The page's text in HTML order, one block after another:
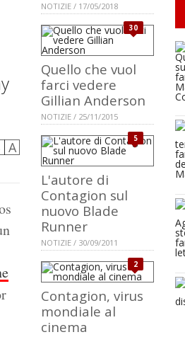
A
NOTIZIE / 17/05/2018
30
Quello che vuol
farci vedere
Gillian Anderson
NOTIZIE / 25/11/2015
5
L'autore di
Contagion sul
nuovo Blade
Runner
NOTIZIE / 30/09/2011
2
Contagion, virus
mondiale al
cinema